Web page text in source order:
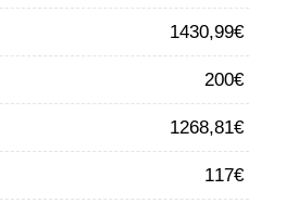
1430,99€
200€
1268,81€
117€